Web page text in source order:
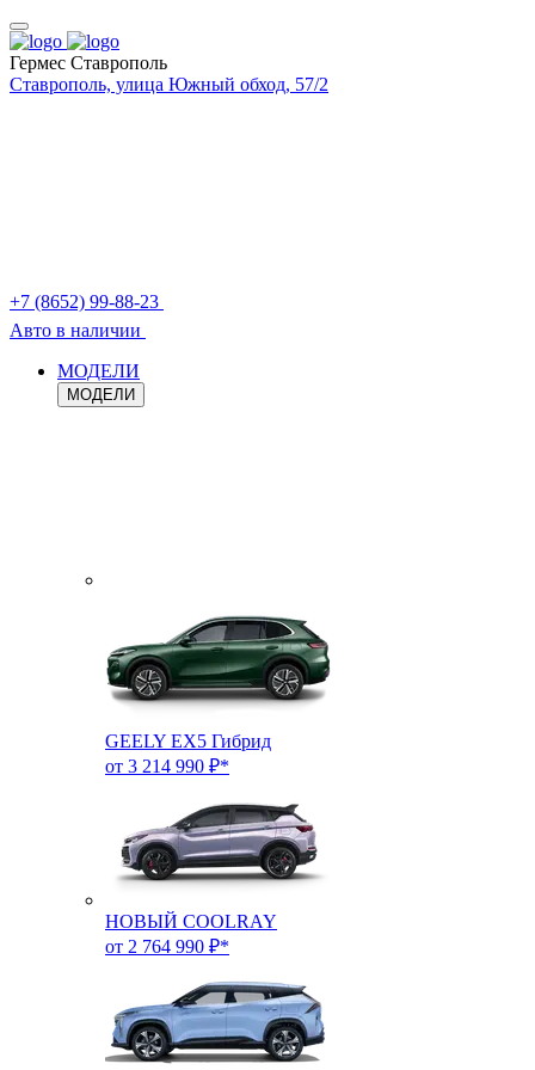
Гермес Ставрополь
Ставрополь, улица Южный обход, 57/2
+7 (8652) 99-88-23
Авто в наличии
МОДЕЛИ
МОДЕЛИ
GEELY EX5 Гибрид
от 3 214 990 ₽*
НОВЫЙ COOLRAY
от 2 764 990 ₽*